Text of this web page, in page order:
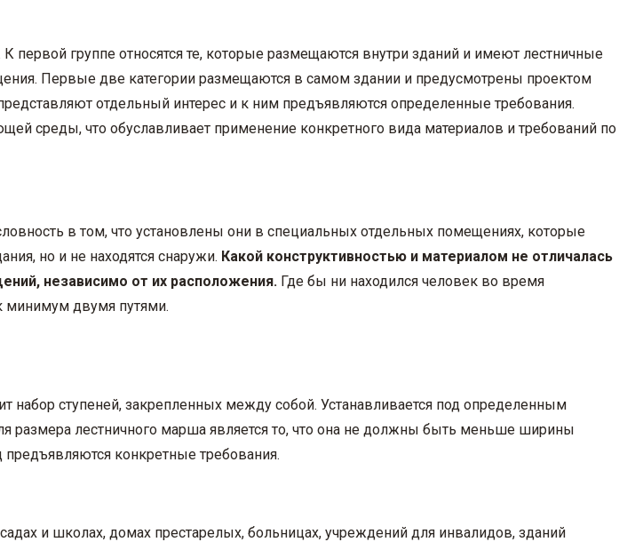
группе относятся те, которые размещаются внутри зданий и имеют лестничные
Первые две категории размещаются в самом здании и предусмотрены проектом
отдельный интерес и к ним предъявляются определенные требования.
среды, что обуславливает применение конкретного вида материалов и требований по
в том, что установлены они в специальных отдельных помещениях, которые
но и не находятся снаружи. Какой конструктивностью и материалом не отличалась
независимо от их расположения. Где бы ни находился человек во время
минимум двумя путями.
ступеней, закрепленных между собой. Устанавливается под определенным
лестничного марша является то, что она не должны быть меньше ширины
конкретные требования.
и школах, домах престарелых, больницах, учреждений для инвалидов, зданий